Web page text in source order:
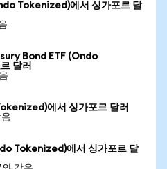
Tokenized)에서 싱가포르 달
Bond ETF (Ondo
달러
에서 싱가포르 달러
Tokenized)에서 싱가포르 달